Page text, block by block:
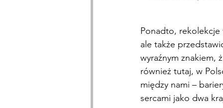
Ponadto,
ale także
wyraźnym znakiem,
również tutaj, w
między nami –
sercami jako dwa